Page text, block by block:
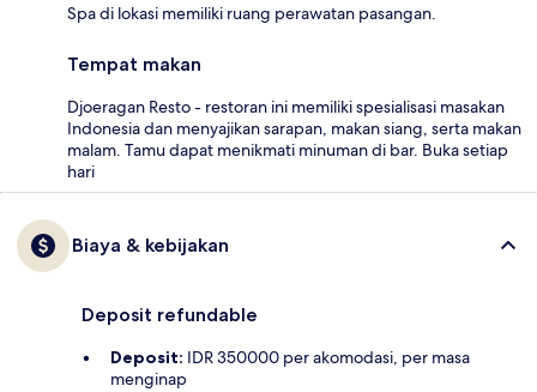
Spa di lokasi memiliki ruang perawatan pasangan.
Tempat makan
Djoeragan Resto - restoran ini memiliki spesialisasi masakan
Indonesia dan menyajikan sarapan, makan siang, serta makan
malam. Tamu dapat menikmati minuman di bar. Buka setiap
hari
Biaya & kebijakan
Deposit refundable
Deposit: IDR 350000 per akomodasi, per masa
menginap